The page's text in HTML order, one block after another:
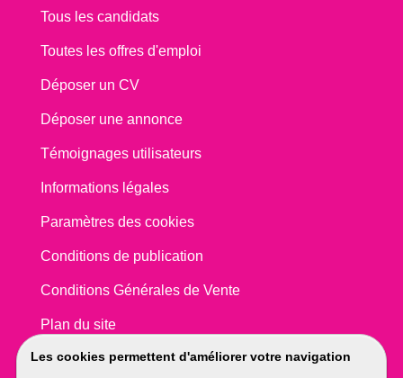
Les cookies permettent d'améliorer votre navigation
Tous les candidats
Toutes les offres d'emploi
Déposer un CV
Déposer une annonce
Témoignages utilisateurs
Informations légales
Paramètres des cookies
Conditions de publication
Conditions Générales de Vente
Plan du site